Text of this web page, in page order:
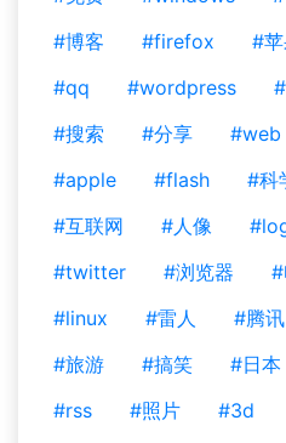
#博客
#firefox #
#qq
#wordpress
#搜索
#分享 #web
#apple
#flash #科
#互联网
#人像
#twitter
#浏览器
#linux
#雷人 #腾讯
#旅游
#搞笑 #日本
#rss
#照片 #3d